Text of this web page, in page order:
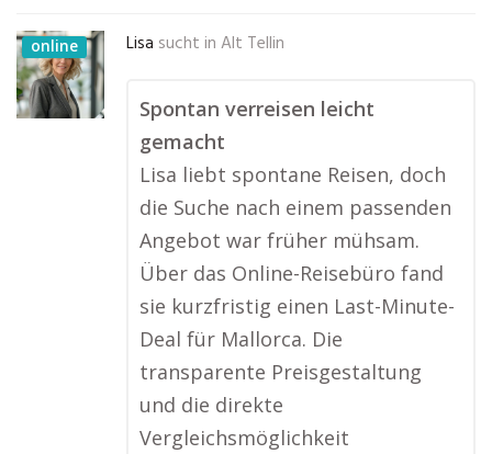
online Lisa sucht in Alt Tellin
Spontan verreisen leicht
gemacht
Lisa liebt spontane Reisen, doch
die Suche nach einem passenden
Angebot war früher mühsam.
Über das Online-Reisebüro fand
sie kurzfristig einen Last-Minute-
Deal für Mallorca. Die
transparente Preisgestaltung
und die direkte
Vergleichsmöglichkeit